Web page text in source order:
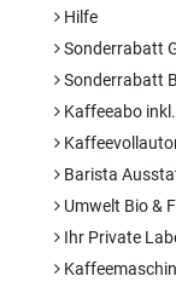
Hilfe
Sonderrabatt
Sonderrabatt
Kaffeeabo
Barista
Umwelt Bio &
Ihr Private